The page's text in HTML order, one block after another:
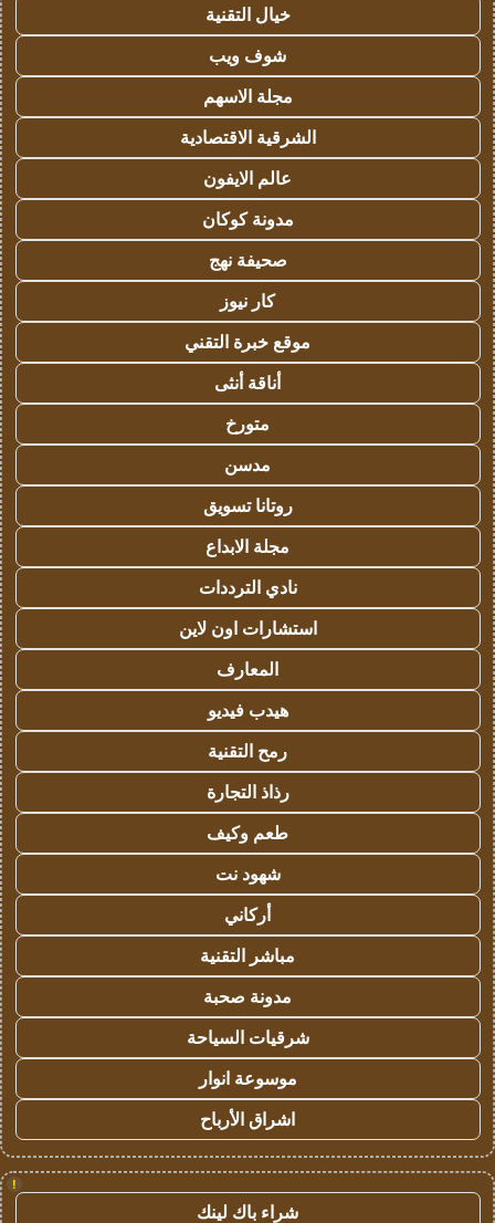
خيال التقنية
شوف ويب
مجلة الاسهم
الشرقية الاقتصادية
عالم الايفون
مدونة كوكان
صحيفة نهج
كار نيوز
موقع خبرة التقني
أناقة أنثى
متورخ
مدسن
روتانا تسويق
مجلة الابداع
نادي الترددات
استشارات اون لاين
المعارف
هيدب فيديو
رمح التقنية
رذاذ التجارة
طعم وكيف
شهود نت
أركاني
مباشر التقنية
مدونة صحبة
شرقيات السياحة
موسوعة انوار
اشراق الأرباح
!
شراء باك لينك